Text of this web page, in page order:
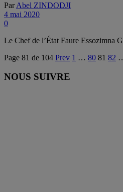
Par Abel ZINDODJI
4 mai 2020
0
Le Chef de l’État Faure Essozimna
Page 81 de 104 Prev 1 … 80 81 82
NOUS SUIVRE